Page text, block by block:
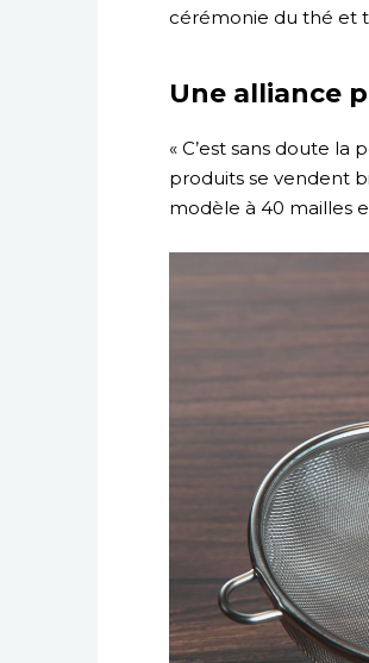
cérémonie du thé et
Une alliance
« C’est sans doute
produits se vendent
modèle à 40 mailles